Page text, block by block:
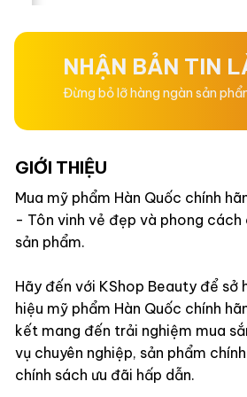
5
NHẬN BẢN TIN
Đừng bỏ lỡ hàng ngàn sản
GIỚI THIỆU
Mua mỹ phẩm Hàn Quốc chính
- Tôn vinh vẻ đẹp và phong cách
sản phẩm.
Hãy đến với KShop Beauty để sở
hiệu mỹ phẩm Hàn Quốc chính
kết mang đến trải nghiệm mua
vụ chuyên nghiệp, sản phẩm
chính sách ưu đãi hấp dẫn.